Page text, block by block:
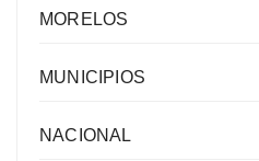
MORELOS
MUNICIPIOS
NACIONAL